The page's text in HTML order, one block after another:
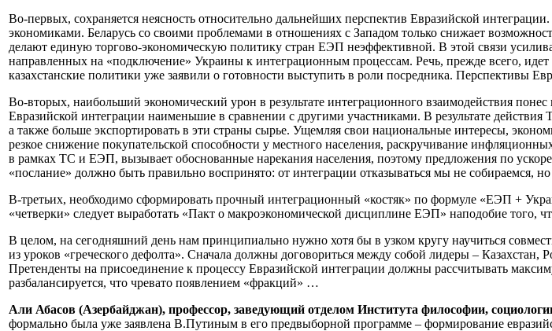
Во-первых, сохраняется неясность относительно дальнейших перспектив Евразийской
экономиками. Беларусь со своими проблемами в отношениях с Западом только снижает
делают единую торгово-экономическую политику стран ЕЭП неэффективной. В этой связи
направленных на «подключение» Украины к интеграционным процессам. Речь, прежде всего,
казахстанские политики уже заявили о готовности выступить в роли посредника. Перспективы
Во-вторых, наибольший экономический урон в результате интеграционного взаимодействия
Евразийской интеграции наименьшие в сравнении с другими участниками. В результате
а также больше экспортировать в эти страны сырье. Ущемляя свои национальные интересы,
резкое снижение покупательской способности у местного населения, раскручивание
в рамках ТС и ЕЭП, вызывает обоснованные нарекания населения, поэтому предложения по
«послание» должно быть правильно воспринято: от интеграции отказываться мы не собираемся,
В-третьих, необходимо сформировать прочный интеграционный «костяк» по формуле «ЕЭП +
«четверки» следует выработать «Пакт о макроэкономической дисциплине ЕЭП» наподобие того,
В целом, на сегодняшний день нам принципиально нужно хотя бы в узком кругу научиться
из уроков «греческого дефолта». Сначала должны договориться между собой лидеры – Казахстан,
Претенденты на присоединение к процессу Евразийской интеграции должны рассчитывать
разбалансируется, что чревато появлением «фракций» …
Али Абасов (Азербайджан), профессор, заведующий отделом Института философии,
формально была уже заявлена В.Путиным в его предвыборной программе – формирование